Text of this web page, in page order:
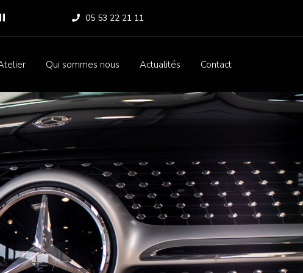
05 53 22 21 11
Qui sommes nous Actualités Contact